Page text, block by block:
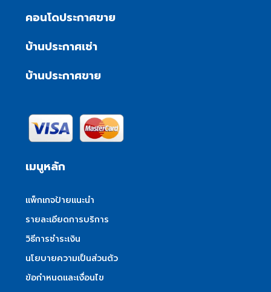
คอนโดประกาศขาย
บ้านประกาศเช่า
บ้านประกาศขาย
เมนูหลัก
แพ็กเกจป้ายแนะนำ
รายละเอียดการบริการ
วิธีการชำระเงิน
นโยบายความเป็นส่วนตัว
ข้อกำหนดและเงื่อนไข